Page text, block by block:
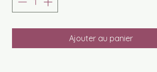
Ajouter au panier